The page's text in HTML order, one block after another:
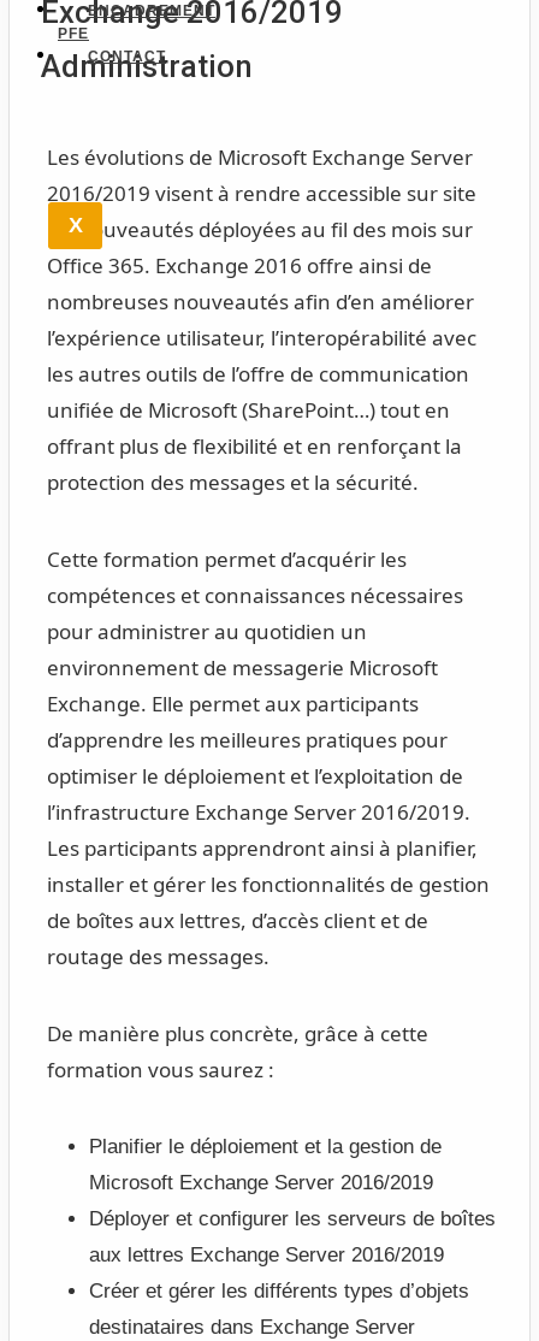
ENCADREMENT
PFE
CONTACT
X
Exchange 2016/2019
Administration
Les évolutions de Microsoft Exchange Server
2016/2019 visent à rendre accessible sur site
les nouveautés déployées au fil des mois sur
Office 365. Exchange 2016 offre ainsi de
nombreuses nouveautés afin d’en améliorer
l’expérience utilisateur, l’interopérabilité avec
les autres outils de l’offre de communication
unifiée de Microsoft (SharePoint…) tout en
offrant plus de flexibilité et en renforçant la
protection des messages et la sécurité.
Cette formation permet d’acquérir les
compétences et connaissances nécessaires
pour administrer au quotidien un
environnement de messagerie Microsoft
Exchange. Elle permet aux participants
d’apprendre les meilleures pratiques pour
optimiser le déploiement et l’exploitation de
l’infrastructure Exchange Server 2016/2019.
Les participants apprendront ainsi à planifier,
installer et gérer les fonctionnalités de gestion
de boîtes aux lettres, d’accès client et de
routage des messages.
De manière plus concrète, grâce à cette
formation vous saurez :
Planifier le déploiement et la gestion de
Microsoft Exchange Server 2016/2019
Déployer et configurer les serveurs de boîtes
aux lettres Exchange Server 2016/2019
Créer et gérer les différents types d’objets
destinataires dans Exchange Server